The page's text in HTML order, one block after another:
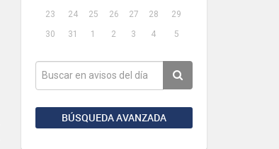
23
24 25 26 27 28
29
30
31 1 2 3 4 5
BÚSQUEDA AVANZADA